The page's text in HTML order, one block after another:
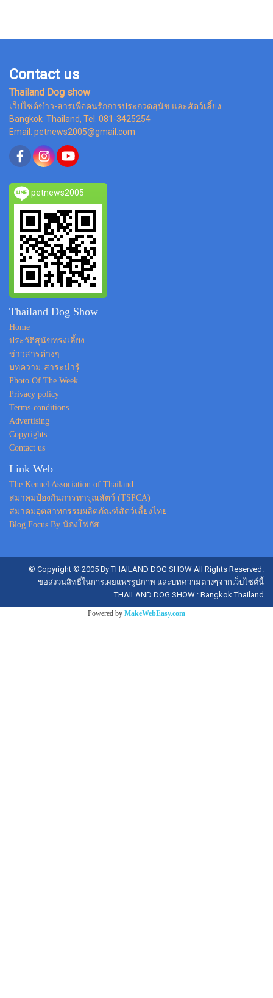
Contact us
Thailand Dog show
เว็ปไซต์ข่าว-สารเพื่อคนรักการประกวดสุนัข และสัตว์เลี้ยง
Bangkok Thailand, Tel. 081-3425254
Email: petnews2005@gmail.com
petnews2005
Thailand Dog Show
Home
ประวัติสุนัขทรงเลี้ยง
ข่าวสารต่างๆ
บทความ-สาระน่ารู้
Photo Of The Week
Privacy policy
Terms-conditions
Advertising
Copyrights
Contact us
Link Web
The Kennel Association of Thailand
สมาคมป้องกันการทารุณสัตว์ (TSPCA)
สมาคมอุตสาหกรรมผลิตภัณฑ์สัตว์เลี้ยงไทย
Blog Focus By น้องโฟกัส
© Copyright © 2005 By THAILAND DOG SHOW All Rights Reserved.
ขอสงวนสิทธิ์ในการเผยแพร่รูปภาพ และบทความต่างๆจากเว็บไซต์นี้
THAILAND DOG SHOW : Bangkok Thailand
Powered by MakeWebEasy.com